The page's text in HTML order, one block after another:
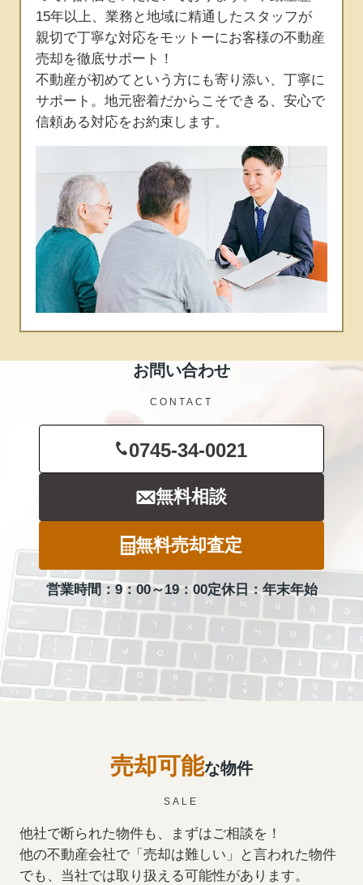
15年以上、業務と地域に精通したスタッフが
親切で丁寧な対応をモットーにお客様の不動産
売却を徹底サポート！
不動産が初めてという方にも寄り添い、丁寧に
サポート。地元密着だからこそできる、安心で
信頼ある対応をお約束します。
お問い合わせ
CONTACT
0745-34-0021
無料相談
無料売却査定
営業時間：9：00～19：00定休日：年末年始
売却可能な物件
SALE
他社で断られた物件も、まずはご相談を！
他の不動産会社で「売却は難しい」と言われた物件
でも、当社では取り扱える可能性があります。